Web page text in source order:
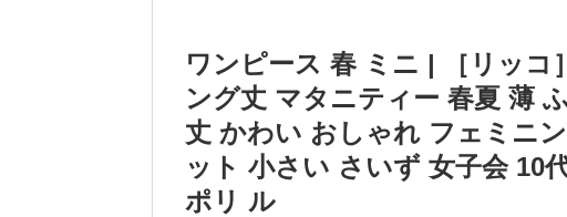
ワンピース 春 ミニ | ［リッコ
ング丈 マタニティー 春夏 薄
丈 かわい おしゃれ フェミニ
ット 小さい さいず 女子会 10
ポリ ル